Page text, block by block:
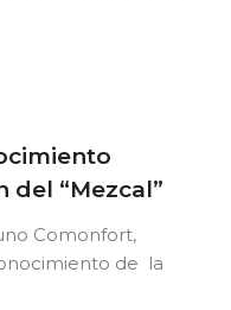
“Mezcal”
Comonfort,
de la